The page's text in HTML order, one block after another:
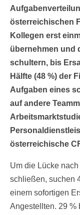
österreichischen
Kollegen erst
übernehmen und
schultern, bis
Hälfte (48 %) der
Aufgaben eines
auf andere
österreichische
Um die Lücke
schließen, suchen
einem sofortigen
Angestellten. 29 %